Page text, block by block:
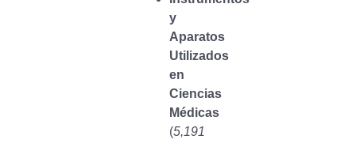
y
Aparatos
Utilizados
en
Ciencias
Médicas
(5,191